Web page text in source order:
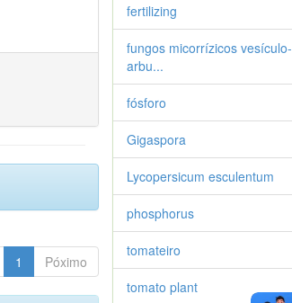
1 Póximo
fertilizing
fungos micorrízicos vesículo-
arbu...
fósforo
Gigaspora
Lycopersicum esculentum
phosphorus
tomateiro
tomato plant